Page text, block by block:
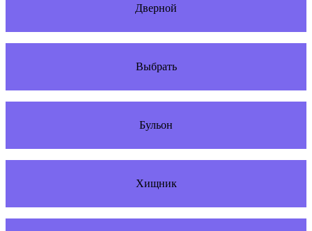
Дверной
Выбрать
Бульон
Хищник